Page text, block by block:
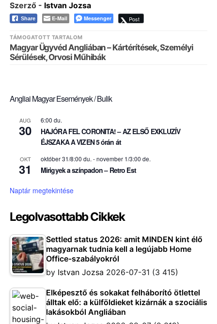
Szerző - Istvan Jozsa
Share E-Mail Messenger Post
TÁMOGATOTT TARTALOM
Magyar Ügyvéd Angliában – Kártérítések, Személyi
Sérülések, Orvosi Műhibák
Angliai Magyar Események / Bulik
AUG
30
6:00 du.
HAJÓRA FEL CORONITA! – AZ ELSŐ EXKLUZÍV
ÉJSZAKA A VIZEN 5 órán át
OKT
31
október 31/8:00 du. -november 1/3:00 de.
Mirigyek a színpadon – Retro Est
Naptár megtekintése
Legolvasottabb Cikkek
Settled status 2026: amit MINDEN kint élő
magyarnak tudnia kell a legújabb Home
Office-szabályokról
by Istvan Jozsa 2026-07-31 (3 415)
Elképesztő és sokakat felháborító ötlettel
álltak elő: a külföldieket kizárnák a szociális
lakásokból Angliában